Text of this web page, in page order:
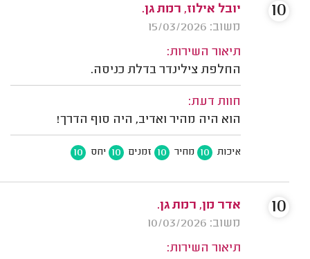
יובל אילוז, רמת גן.
משוב: 15/03/2026
תיאור השירות:
החלפת צילינדר בדלת כניסה.
חוות דעת:
הוא היה מהיר ואדיב, היה סוף הדרך!
איכות 10 מחיר 10 זמנים 10 יחס 10
10
משוב: 10/03/2026
תיאור השירות:
10